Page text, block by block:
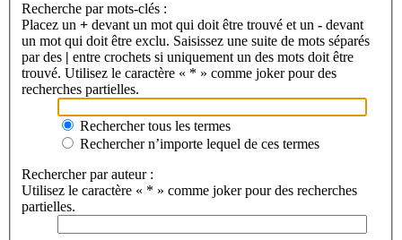
Recherche par mots-clés :
Placez un + devant un mot qui doit être trouvé et un - devant
un mot qui doit être exclu. Saisissez une suite de mots séparés
par des | entre crochets si uniquement un des mots doit être
trouvé. Utilisez le caractère « * » comme joker pour des
recherches partielles.
Rechercher tous les termes
Rechercher n’importe lequel de ces termes
Rechercher par auteur :
Utilisez le caractère « * » comme joker pour des recherches
partielles.